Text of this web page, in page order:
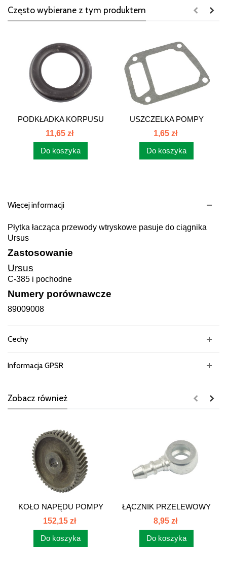
Często wybierane z tym produktem
PODKŁADKA KORPUSU
OSI...
11,65 zł
Do koszyka
USZCZELKA POMPY
WODY C385 89017012
1,65 zł
Do koszyka
Więcej informacji
Płytka łacząca przewody wtryskowe pasuje do ciągnika
Ursus
Zastosowanie
Ursus
C-385 i pochodne
Numery porównawcze
89009008
Cechy
Informacja GPSR
Zobacz również
KOŁO NAPĘDU POMPY
WTRYSKOWEJ...
152,15 zł
Do koszyka
ŁĄCZNIK PRZELEWOWY
JEDNOSTRONNY...
8,95 zł
Do koszyka